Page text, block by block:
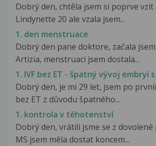
Dobrý den, chtěla jsem si poprve
Lindynette 20 ale vzala jsem...
1. den menstruace
Dobrý den pane doktore, začala
Artizia, menstruaci jsem dostala...
1. IVF bez ET - špatný vývoj embryí
Dobrý den, je mi 29 let, jsem po
bez ET z důvodu špatného...
1. kontrola v těhotenství
Dobrý den, vrátili jsme se z dovolené
MS jsem měla dostat koncem...